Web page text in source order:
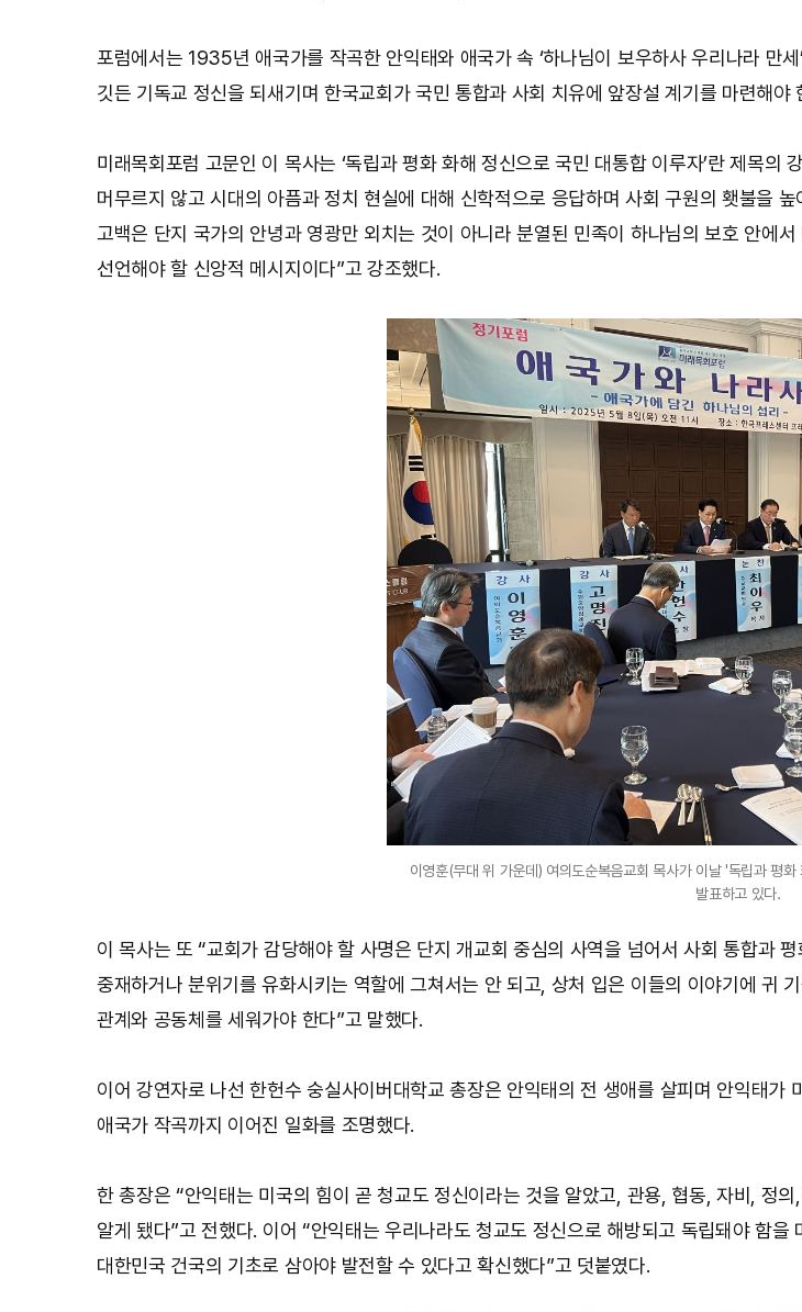
포럼에서는 1935년 애국가를 작곡한 안익태와 애국가 속 ‘하나님이 보우하사 우리나라 만
깃든 기독교 정신을 되새기며 한국교회가 국민 통합과 사회 치유에 앞장설 계기를 마련해야
미래목회포럼 고문인 이 목사는 ‘독립과 평화 화해 정신으로 국민 대통합 이루자’란 제목의
머무르지 않고 시대의 아픔과 정치 현실에 대해 신학적으로 응답하며 사회 구원의 횃불을
고백은 단지 국가의 안녕과 영광만 외치는 것이 아니라 분열된 민족이 하나님의 보호 안에
선언해야 할 신앙적 메시지이다”고 강조했다.
이영훈(무대 위 가운데) 여의도순복음교회 목사가 이날 '독립과 평
발표하고 있다.
이 목사는 또 “교회가 감당해야 할 사명은 단지 개교회 중심의 사역을 넘어서 사회 통합과
중재하거나 분위기를 유화시키는 역할에 그쳐서는 안 되고, 상처 입은 이들의 이야기에 귀
관계와 공동체를 세워가야 한다”고 말했다.
이어 강연자로 나선 한헌수 숭실사이버대학교 총장은 안익태의 전 생애를 살피며 안익태
애국가 작곡까지 이어진 일화를 조명했다.
한 총장은 “안익태는 미국의 힘이 곧 청교도 정신이라는 것을 알았고, 관용, 협동, 자비, 정
알게 됐다”고 전했다. 이어 “안익태는 우리나라도 청교도 정신으로 해방되고 독립돼야 함
대한민국 건국의 기초로 삼아야 발전할 수 있다고 확신했다”고 덧붙였다.